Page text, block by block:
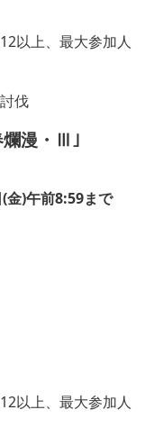
以上、最大参加人
伐
爛漫・Ⅲ｣
金)午前8:59まで
以上、最大参加人